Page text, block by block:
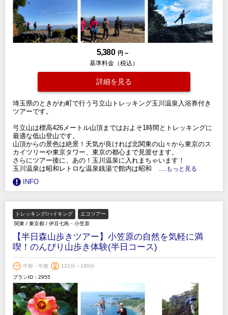
5,380 円 ～
基準料金（税込）
詳細を見る
埼玉県のときがわ町で行う弓立山トレッキング玉川温泉入浴券付き
ツアーです。
弓立山は標高426メートル山頂まではおよそ1時間とトレッキングに
最適な低山登山です。
山頂からの景色は絶景！天気が良ければ北関東の山々から東京のス
カイツリーや東京タワー、東京の都心まで見渡せます。
さらにツアー後に、あの！玉川温泉に入れまちゃいます！
玉川温泉は昭和レトロな温泉銭湯で館内は昭和
.....もっと見る
INFO
トレッキング/ハイキング
エコツアー
関東 / 東京都 / 伊豆七島・小笠原
【半日森山歩きツアー】小笠原の自然を気軽に満
喫！のんびり山歩き体験(半日コース)
午前・午後
121分～180分
プランID：2955